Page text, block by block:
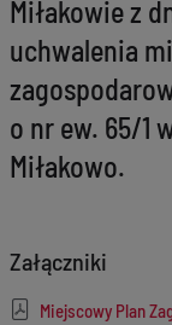
Miłakowie z
uchwalenia
o nr ew. 65/1
Miłakowo.
Załączniki
Miejscowy Plan